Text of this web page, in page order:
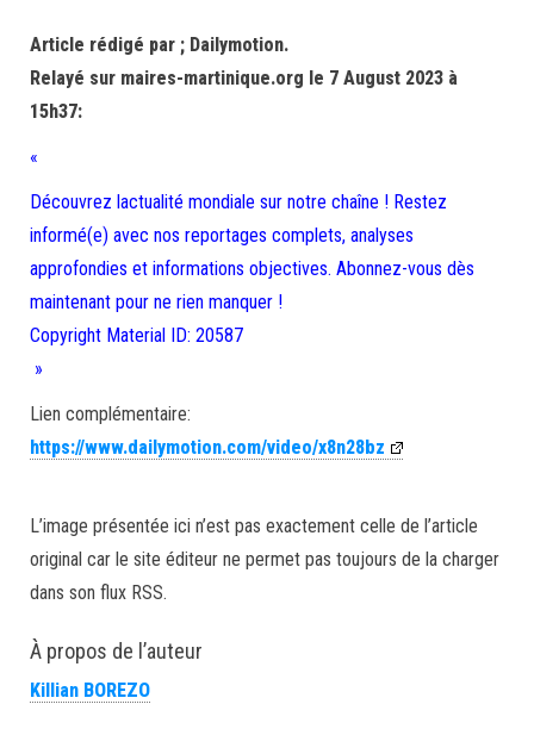
Article rédigé par ; Dailymotion.
Relayé sur maires-martinique.org le 7 August 2023 à
15h37:
«
Découvrez lactualité mondiale sur notre chaîne ! Restez
informé(e) avec nos reportages complets, analyses
approfondies et informations objectives. Abonnez-vous dès
maintenant pour ne rien manquer !
Copyright Material ID: 20587
»
Lien complémentaire:
https://www.dailymotion.com/video/x8n28bz
L’image présentée ici n’est pas exactement celle de l’article
original car le site éditeur ne permet pas toujours de la charger
dans son flux RSS.
À propos de l’auteur
Killian BOREZO